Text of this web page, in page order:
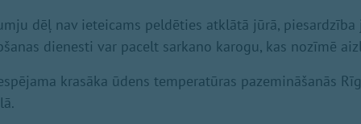
dēļ nav ieteicams peldēties atklātā jūrā, piesardzība
dienesti var pacelt sarkano karogu, kas nozīmē
krasāka ūdens temperatūras pazemināšanās